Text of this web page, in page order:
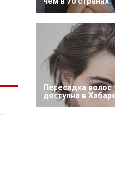
Пересадка волос
доступна в